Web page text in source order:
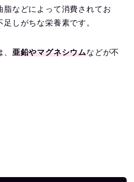
脂などによって消費されてお
しがちな栄養素です。
亜鉛やマグネシウムなどが不